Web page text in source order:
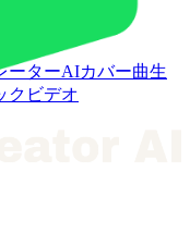
ーターAIカバー曲生
クビデオ